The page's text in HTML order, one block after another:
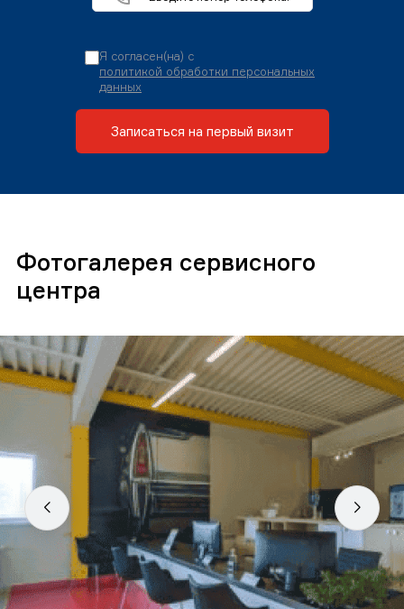
Я согласен(на) с
политикой обработки персональных
данных
Записаться на первый визит
Фотогалерея сервисного
центра